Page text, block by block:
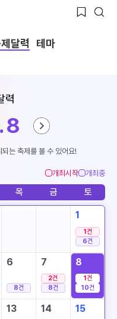
달력 테마
력
8
는 축제를 볼 수 있어요!
개최시작 개최중
목 금 토
1
1건
6건
6
8건
7
2건
8건
8
1건
10건
13 14 15